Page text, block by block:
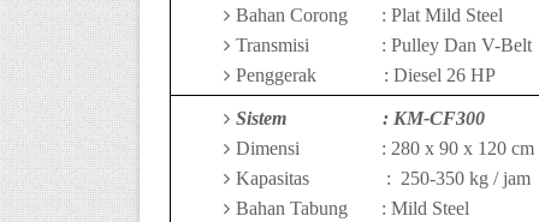
Bahan Corong
: Plat Mild Steel
Transmisi
: Pulley Dan V-Belt
Penggerak
: Diesel 26 HP
Sistem : KM-CF300
Dimensi
: 280 x 90 x 1 20 cm
Kapasitas
: 250-350 kg / jam
Bahan Tabung
: Mild Steel